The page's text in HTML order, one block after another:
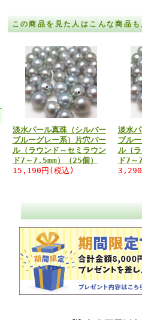
この商品を見た人はこんな商品
淡水パール真珠（シルバー
ブルーグレー系）片穴パー
ル（ラウンド～セミラウン
ド7～7.5mm）（25個）
15,190円(税込)
淡水
ブル
ル（
ド7